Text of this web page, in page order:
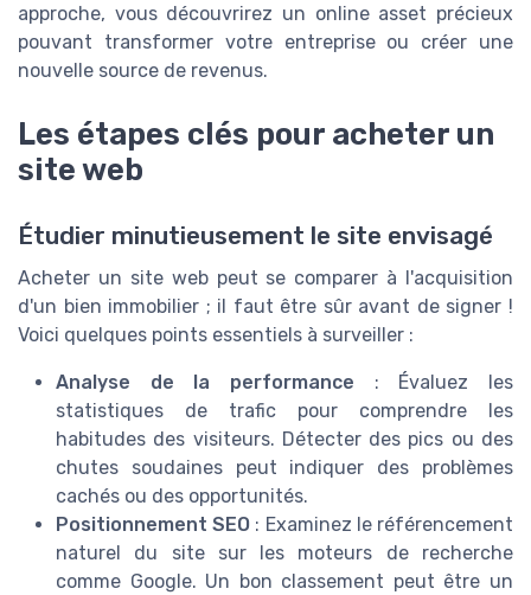
approche, vous découvrirez un online asset précieux
pouvant transformer votre entreprise ou créer une
nouvelle source de revenus.
Les étapes clés pour acheter un
site web
Étudier minutieusement le site envisagé
Acheter un site web peut se comparer à l'acquisition
d'un bien immobilier ; il faut être sûr avant de signer !
Voici quelques points essentiels à surveiller :
Analyse de la performance : Évaluez les
statistiques de trafic pour comprendre les
habitudes des visiteurs. Détecter des pics ou des
chutes soudaines peut indiquer des problèmes
cachés ou des opportunités.
Positionnement SEO : Examinez le référencement
naturel du site sur les moteurs de recherche
comme Google. Un bon classement peut être un